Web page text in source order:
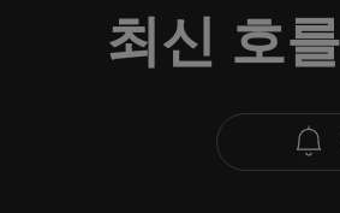
최신 호